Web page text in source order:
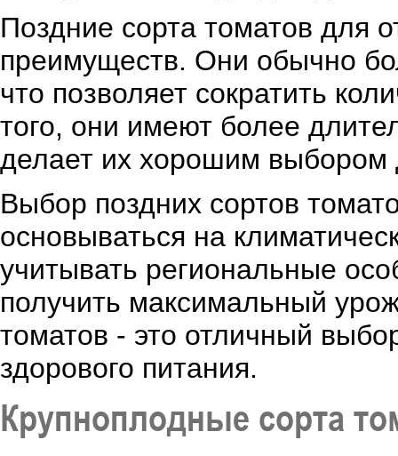
Поздние сорта томатов для
преимуществ. Они обычно
что позволяет сократить
того, они имеют более
делает их хорошим выбором
Выбор поздних сортов
основываться на
учитывать региональные
получить максимальный
томатов - это отличный
здорового питания.
Крупноплодные сорта